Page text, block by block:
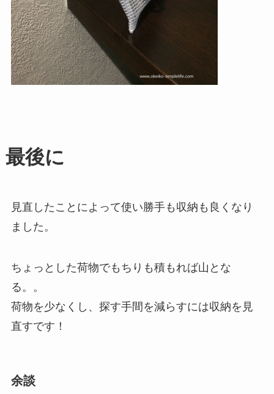
最後に
見直したことによって使い勝手も収納も良くなり
ました。
ちょっとした荷物でもちりも積もれば山とな
る。。
荷物を少なくし、探す手間を減らすには収納を見
直すです！
余談